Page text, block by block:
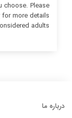
choose. Please
more details.
adults.
درباره ما